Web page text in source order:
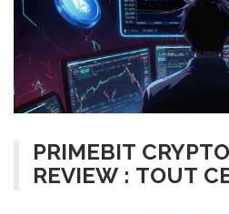
PRIMEBIT
REVIEW : TOUT